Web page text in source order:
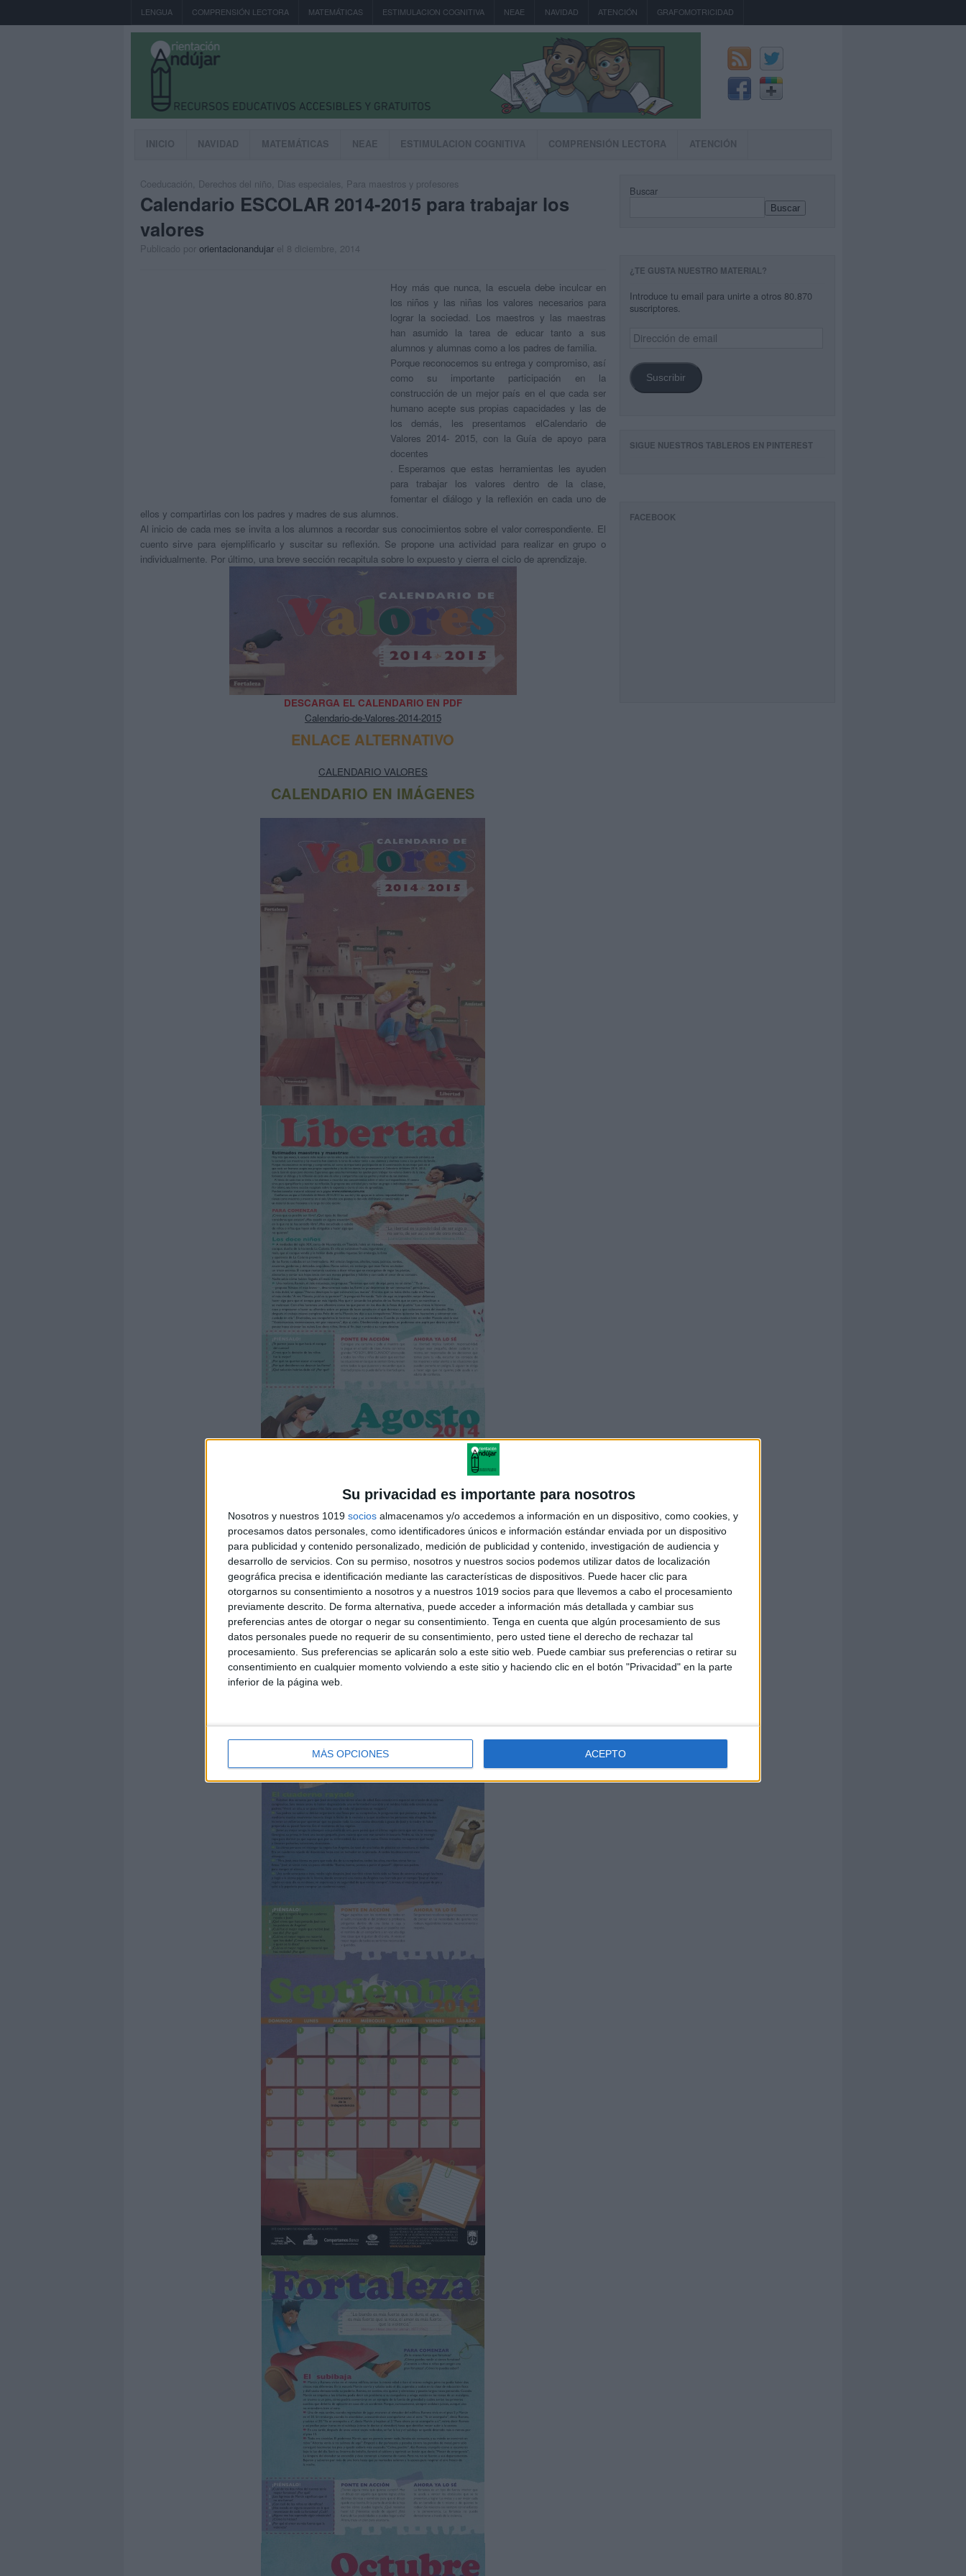
Su privacidad es importante para nosotros
Nosotros y nuestros 1019 socios almacenamos y/o accedemos a información en un dispositivo, como cookies, y
procesamos datos personales, como identificadores únicos e información estándar enviada por un dispositivo
para publicidad y contenido personalizado, medición de publicidad y contenido, investigación de audiencia y
desarrollo de servicios. Con su permiso, nosotros y nuestros socios podemos utilizar datos de localización
geográfica precisa e identificación mediante las características de dispositivos. Puede hacer clic para
otorgarnos su consentimiento a nosotros y a nuestros 1019 socios para que llevemos a cabo el procesamiento
previamente descrito. De forma alternativa, puede acceder a información más detallada y cambiar sus
preferencias antes de otorgar o negar su consentimiento. Tenga en cuenta que algún procesamiento de sus
datos personales puede no requerir de su consentimiento, pero usted tiene el derecho de rechazar tal
procesamiento. Sus preferencias se aplicarán solo a este sitio web. Puede cambiar sus preferencias o retirar su
consentimiento en cualquier momento volviendo a este sitio y haciendo clic en el botón "Privacidad" en la parte
inferior de la página web.
MÁS OPCIONES ACEPTO
LENGUA COMPRENSIÓN LECTORA MATEMÁTICAS ESTIMULACION COGNITIVA NEAE NAVIDAD ATENCIÓN GRAFOMOTRICIDAD
INICIO NAVIDAD MATEMÁTICAS NEAE ESTIMULACION COGNITIVA COMPRENSIÓN LECTORA ATENCIÓN
Coeducación Derechos del niño Dias especiales Para maestros y profesores
Calendario ESCOLAR 2014-2015 para trabajar los
valores
Publicado por orientacionandujar el 8 diciembre, 2014
Hoy más que nunca, la escuela debe inculcar en
los niños y las niñas los valores necesarios para
lograr la sociedad. Los maestros y las maestras
han asumido la tarea de educar tanto a sus
alumnos y alumnas como a los padres de familia.
Porque reconocemos su entrega y compromiso, así
como su importante participación en la
construcción de un mejor país en el que cada ser
humano acepte sus propias capacidades y las de
los demás, les presentamos elCalendario de
Valores 2014- 2015, con la Guía de apoyo para
docentes
. Esperamos que estas herramientas les ayuden
para trabajar los valores dentro de la clase,
fomentar el diálogo y la reflexión en cada uno de
ellos y compartirlas con los padres y madres de sus alumnos.
Al inicio de cada mes se invita a los alumnos a recordar sus conocimientos sobre el valor correspondiente. El
cuento sirve para ejemplificarlo y suscitar su reflexión. Se propone una actividad para realizar en grupo o
individualmente. Por último, una breve sección recapitula sobre lo expuesto y cierra el ciclo de aprendizaje.
DESCARGA EL CALENDARIO EN PDF
Calendario-de-Valores-2014-2015
ENLACE ALTERNATIVO
CALENDARIO VALORES
CALENDARIO EN IMÁGENES
Buscar
Buscar
¿TE GUSTA NUESTRO MATERIAL?
Introduce tu email para unirte a otros 80.870
suscriptores.
Dirección
de
Suscribir
SIGUE NUESTROS TABLEROS EN PINTEREST
FACEBOOK